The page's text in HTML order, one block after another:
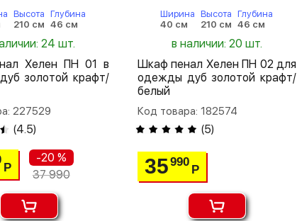
Высота
210 см
Глубина
46 см
24 шт.
Хелен ПН 01 в
золотой крафт/
227529
(4.5)
Р
-20 %
37 990
Ширина
40 см
Высота
210 см
Глубина
46 см
в наличии: 20 шт.
Шкаф пенал Хелен ПН 02 для
одежды дуб золотой крафт/
белый
Код товара: 182574
(5)
35990
Р